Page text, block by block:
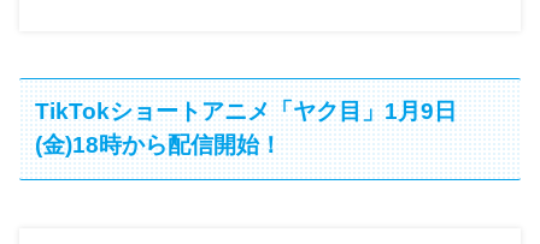
TikTokショートアニメ「ヤク目」1月9日
(金)18時から配信開始！